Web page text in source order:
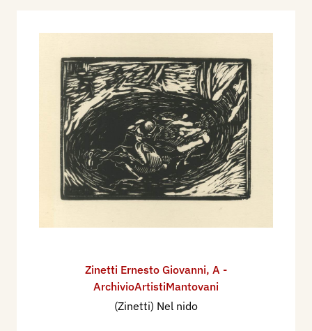
Zinetti Ernesto Giovanni, A -
ArchivioArtistiMantovani
(Zinetti) Nel nido